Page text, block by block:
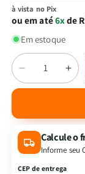
à vista no Pix
ou em até6xde
Em estoque
Quantidade
Diminuir
a
Bíblia
Sagrada
Minimalista
Azul
a
Calcule o
Informe seu
CEP de entrega